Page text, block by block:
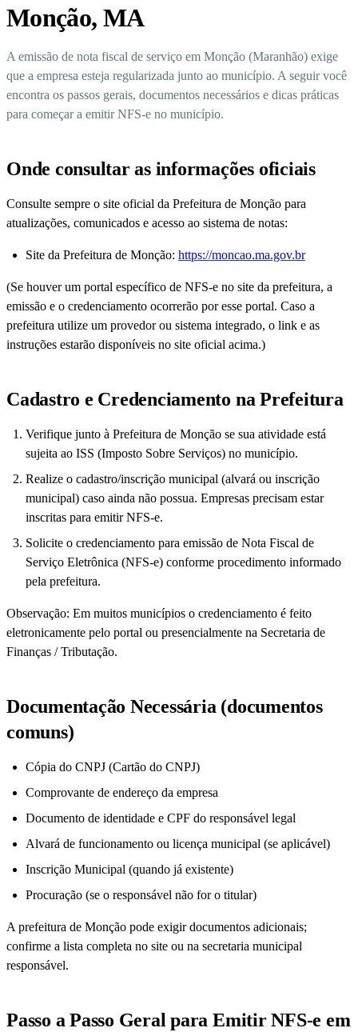
Monção, MA
A emissão de nota fiscal de serviço em Monção (Maranhão) exige
que a empresa esteja regularizada junto ao município. A seguir você
encontra os passos gerais, documentos necessários e dicas práticas
para começar a emitir NFS-e no município.
Onde consultar as informações oficiais
Consulte sempre o site oficial da Prefeitura de Monção para
atualizações, comunicados e acesso ao sistema de notas:
Site da Prefeitura de Monção: https://moncao.ma.gov.br
(Se houver um portal específico de NFS-e no site da prefeitura, a
emissão e o credenciamento ocorrerão por esse portal. Caso a
prefeitura utilize um provedor ou sistema integrado, o link e as
instruções estarão disponíveis no site oficial acima.)
Cadastro e Credenciamento na Prefeitura
Verifique junto à Prefeitura de Monção se sua atividade está
sujeita ao ISS (Imposto Sobre Serviços) no município.
Realize o cadastro/inscrição municipal (alvará ou inscrição
municipal) caso ainda não possua. Empresas precisam estar
inscritas para emitir NFS-e.
Solicite o credenciamento para emissão de Nota Fiscal de
Serviço Eletrônica (NFS-e) conforme procedimento informado
pela prefeitura.
Observação: Em muitos municípios o credenciamento é feito
eletronicamente pelo portal ou presencialmente na Secretaria de
Finanças / Tributação.
Documentação Necessária (documentos
comuns)
Cópia do CNPJ (Cartão do CNPJ)
Comprovante de endereço da empresa
Documento de identidade e CPF do responsável legal
Alvará de funcionamento ou licença municipal (se aplicável)
Inscrição Municipal (quando já existente)
Procuração (se o responsável não for o titular)
A prefeitura de Monção pode exigir documentos adicionais;
confirme a lista completa no site ou na secretaria municipal
responsável.
Passo a Passo Geral para Emitir NFS-e em